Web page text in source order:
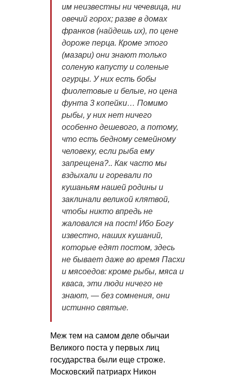
им неизвестны ни чечевица, ни
овечий горох; разве в домах
франков (найдешь их), по цене
дороже перца. Кроме этого
(мазари) они знают только
соленую капусту и соленые
огурцы. У них есть бобы
фиолетовые и белые, но цена
фунта 3 копейки… Помимо
рыбы, у них нет ничего
особенно дешевого, а потому,
что есть бедному семейному
человеку, если рыба ему
запрещена?.. Как часто мы
вздыхали и горевали по
кушаньям нашей родины и
заклинали великой клятвой,
чтобы никто впредь не
жаловался на пост! Ибо Богу
известно, наших кушаний,
которые едят постом, здесь
не бывает даже во время Пасхи
и мясоедов: кроме рыбы, мяса и
кваса, эти люди ничего не
знают, — без сомнения, они
истинно святые.
Меж тем на самом деле обычаи
Великого поста у первых лиц
государства были еще строже.
Московский патриарх Никон